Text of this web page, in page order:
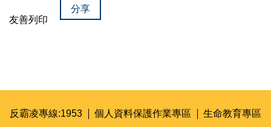
友善列印
分享
反霸凌專線:1953 個人資料保護作業專區 生命教育專區